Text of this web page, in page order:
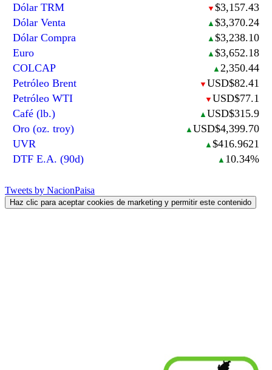
Dólar TRM ▼ $3,157.43
Dólar Venta
▲ $3,370.24
Dólar Compra
▲ $3,238.10
Euro
▲ $3,652.18
COLCAP
▲ 2,350.44
Petróleo Brent
▼ USD$82.41
Petróleo WTI
▼ USD$77.1
Café (lb.)
▲ USD$315.9
Oro (oz. troy)
▲ USD$4,399.70
UVR
▲ $416.9621
DTF E.A. (90d)
▲ 10.34%
Tweets by NacionPaisa
Haz clic para aceptar cookies de marketing y permitir este contenido